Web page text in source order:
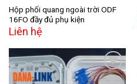
Hộp phối quang ngoài trời ODF
16FO đầy đủ phụ kiện
Liên hệ